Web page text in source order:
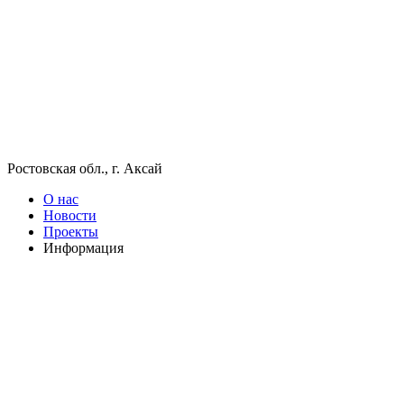
Ростовская обл., г. Аксай
О нас
Новости
Проекты
Информация